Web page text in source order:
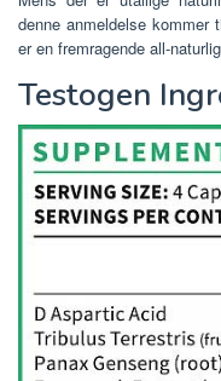
denne anmeldelse kommer
er en fremragende all-
Testogen